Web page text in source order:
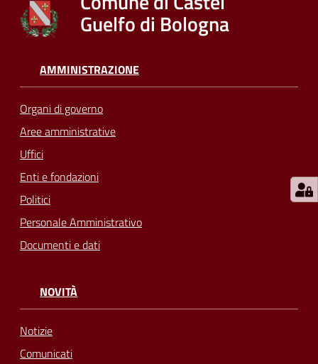
su
Guelfo di Bologna
AMMINISTRAZIONE
Organi di governo
Aree amministrative
Uffici
Enti e fondazioni
Politici
Personale Amministrativo
Documenti e dati
NOVITÀ
Notizie
Comunicati